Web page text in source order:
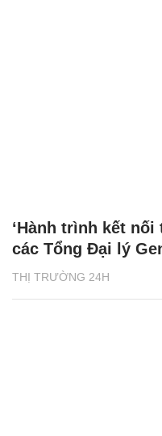
THỊ TRƯỜNG 24H
‘Hành trình kết nối
các Tổng Đại lý